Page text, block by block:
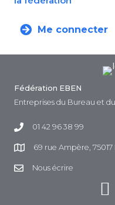
Me connecter
Fédération EBEN
Entreprises du Bureau et
01 42 96 38 99
69 rue Ampère, 75017
Nous écrire